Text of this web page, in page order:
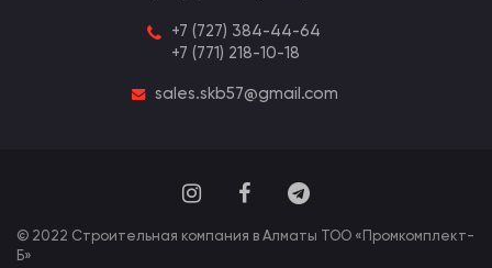
+7 (727) 384-44-64
+7 (771) 218-10-18
sales.skb57@gmail.com
© 2022 Строительная компания в Алматы ТОО «Промкомплект-
Б»